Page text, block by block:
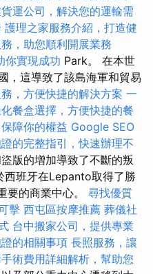
運公司，解決您的運輸需
護理之家服務介紹，打造健
，助您順利開展業務
你實現成功 Park。 在本世
，這導致了該島海軍和貿易
，方便快捷的解決方案 一
餐盒選擇，方便快捷的餐
障你的權益 Google SEO
的完整指引，快速辦理不
版的增加導致了不斷的叛
西班牙在Lepanto取得了勝
要的商業中心。 尋找優質
擊 西屯區按摩推薦 葬儀社
台中搬家公司，提供專業
的相關事項 長照服務，讓
術費用詳細解析，幫助您